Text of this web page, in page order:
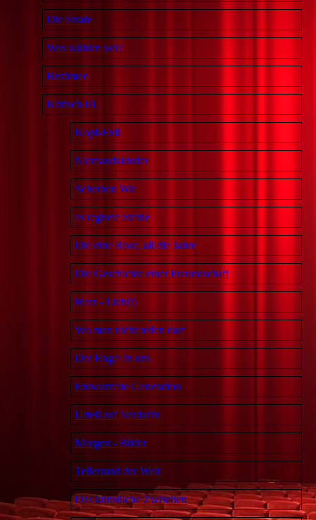
Die Strafe
Was wählen wir?
Resümee
Kritisch III.
Kopf-Exil
Niemandskinder
Scherben Wir
es regnete Steine
Die eine Rose, all die Jahre
Die Geschichte einer Freundschaft
Herz - Lich(t)
Wo man nicht reden darf
Der Engel in uns
Entwurzelte Generation
Urteil auf Verdacht
Morgen - Bilder
Tellerrand der Welt
Das künstliche Zwischen